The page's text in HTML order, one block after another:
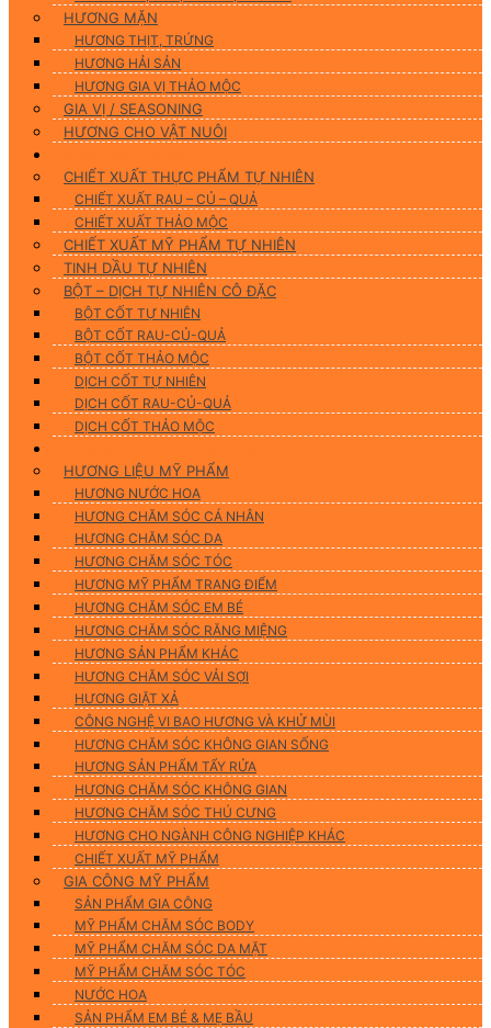
HƯƠNG MẶN
HƯƠNG THỊT, TRỨNG
HƯƠNG HẢI SẢN
HƯƠNG GIA VỊ THẢO MỘC
GIA VỊ / SEASONING
HƯƠNG CHO VẬT NUÔI
CHIẾT XUẤT THỰC PHẨM TỰ NHIÊN
CHIẾT XUẤT RAU – CỦ – QUẢ
CHIẾT XUẤT THẢO MỘC
CHIẾT XUẤT MỸ PHẨM TỰ NHIÊN
TINH DẦU TỰ NHIÊN
BỘT – DỊCH TỰ NHIÊN CÔ ĐẶC
BỘT CỐT TỰ NHIÊN
BỘT CỐT RAU-CỦ-QUẢ
BỘT CỐT THẢO MỘC
DỊCH CỐT TỰ NHIÊN
DỊCH CỐT RAU-CỦ-QUẢ
DỊCH CỐT THẢO MỘC
HƯƠNG LIỆU MỸ PHẨM
HƯƠNG NƯỚC HOA
HƯƠNG CHĂM SÓC CÁ NHÂN
HƯƠNG CHĂM SÓC DA
HƯƠNG CHĂM SÓC TÓC
HƯƠNG MỸ PHẨM TRANG ĐIỂM
HƯƠNG CHĂM SÓC EM BÉ
HƯƠNG CHĂM SÓC RĂNG MIỆNG
HƯƠNG SẢN PHẨM KHÁC
HƯƠNG CHĂM SÓC VẢI SỢI
HƯƠNG GIẶT XẢ
CÔNG NGHỆ VI BAO HƯƠNG VÀ KHỬ MÙI
HƯƠNG CHĂM SÓC KHÔNG GIAN SỐNG
HƯƠNG SẢN PHẨM TẨY RỬA
HƯƠNG CHĂM SÓC KHÔNG GIAN
HƯƠNG CHĂM SÓC THÚ CƯNG
HƯƠNG CHO NGÀNH CÔNG NGHIỆP KHÁC
CHIẾT XUẤT MỸ PHẨM
GIA CÔNG MỸ PHẨM
SẢN PHẨM GIA CÔNG
MỸ PHẨM CHĂM SÓC BODY
MỸ PHẨM CHĂM SÓC DA MẶT
MỸ PHẨM CHĂM SÓC TÓC
NƯỚC HOA
SẢN PHẨM EM BÉ & MẸ BẦU